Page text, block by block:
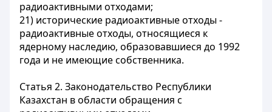
радиоактивными отходами;
21) исторические радиоактивные отходы -
радиоактивные отходы, относящиеся к
ядерному наследию, образовавшиеся до 1992
года и не имеющие собственника.
Статья 2. Законодательство Республики
Казахстан в области обращения с